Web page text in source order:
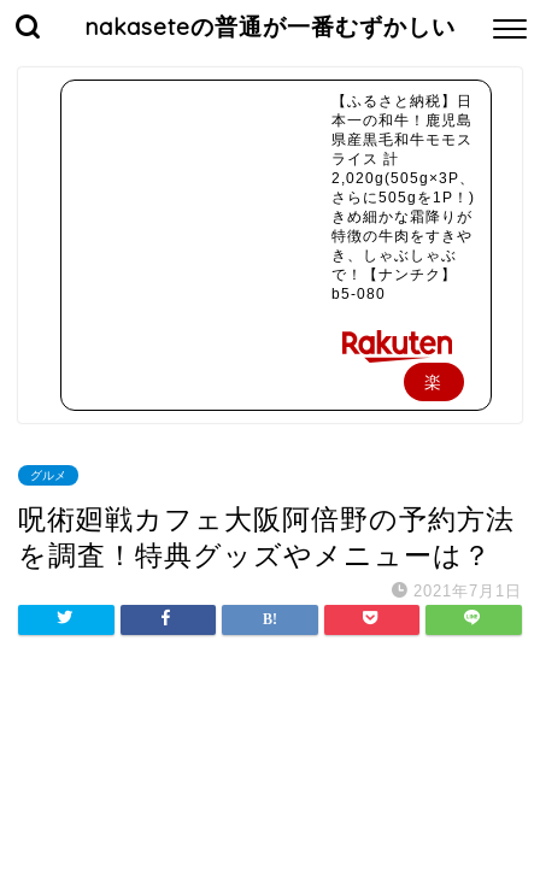
nakaseteの普通が一番むずかしい
【ふるさと納税】日
本一の和牛！鹿児島
県産黒毛和牛モモス
ライス 計
2,020g(505g×3P、
さらに505gを1P！)
きめ細かな霜降りが
特徴の牛肉をすきや
き、しゃぶしゃぶ
で！【ナンチク】
b5-080
楽
入
グルメ
呪術廻戦カフェ大阪阿倍野の予約方法
を調査！特典グッズやメニューは？
2021年7月1日